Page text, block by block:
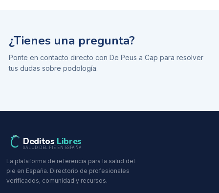
¿Tienes una pregunta?
Ponte en contacto directo con De Peus a Cap para resolver
tus dudas sobre podología.
Deditos Libres
SALUD DEL PIE EN ESPAÑA
La plataforma de referencia para la salud del
pie en España. Directorio de profesionales
verificados, comunidad y recursos.